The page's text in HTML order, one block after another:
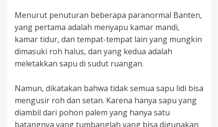
Menurut penuturan beberapa paranormal Banten,
yang pertama adalah menyapu kamar mandi,
kamar tidur, dan tempat-tempat lain yang mungkin
dimasuki roh halus, dan yang kedua adalah
meletakkan sapu di sudut ruangan.
Namun, dikatakan bahwa tidak semua sapu lidi bisa
mengusir roh dan setan. Karena hanya sapu yang
diambil dari pohon palem yang hanya satu
batangnya yang tumbanglah yang bisa digunakan